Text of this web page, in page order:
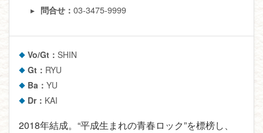
問合せ：03-3475-9999
Vo/Gt：SHIN
Gt： RYU
Ba：YU
Dr： KAI
2018年結成。“平成生まれの青春ロック”を標榜し、